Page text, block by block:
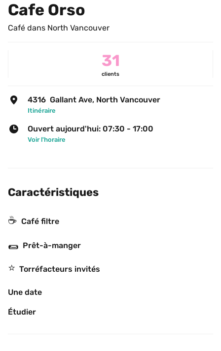
Cafe Orso
Café dans North Vancouver
31
clients
4316  Gallant Ave, North Vancouver
Itinéraire
Ouvert aujourd'hui: 07:30 - 17:00
Voir l'horaire
Caractéristiques
☕️ Café filtre
🌯 Prêt-à-manger
⭐️ Torréfacteurs invités
Une date
Étudier